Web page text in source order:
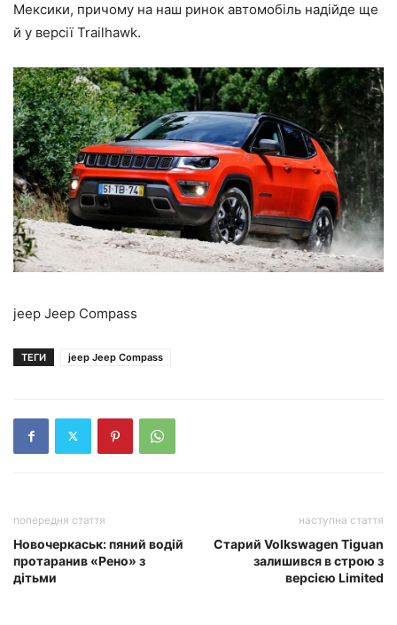
Мексики, причому на наш ринок автомобіль надійде ще
й у версії Trailhawk.
jeep Jeep Compass
ТЕГИ jeep Jeep Compass
попередня стаття
Новочеркаськ: пяний водій
протаранив «Рено» з
дітьми
наступна стаття
Старий Volkswagen Tiguan
залишився в строю з
версією Limited